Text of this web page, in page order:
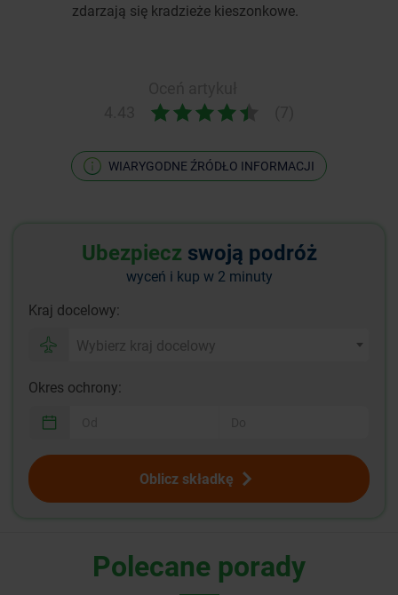
zdarzają się kradzieże kieszonkowe.
WIARYGODNE ŹRÓDŁO INFORMACJI
Ubezpiecz swoją podróż
wyceń i kup w 2 minuty
Kraj docelowy:
Wybierz kraj docelowy
Okres ochrony:
Oblicz składkę
Polecane porady